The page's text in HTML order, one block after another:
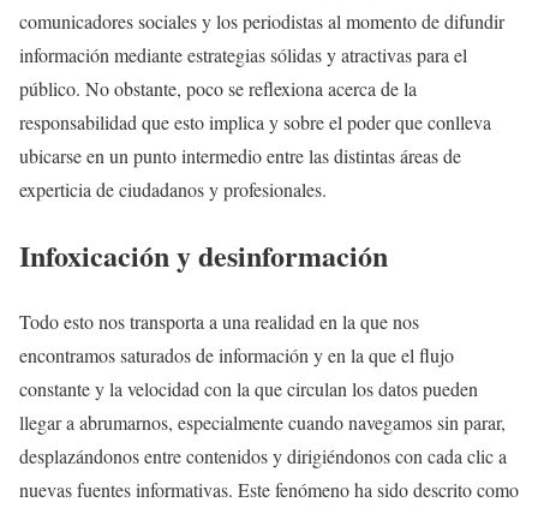
comunicadores sociales y los periodistas al momento de difundir
información mediante estrategias sólidas y atractivas para el
público. No obstante, poco se reflexiona acerca de la
responsabilidad que esto implica y sobre el poder que conlleva
ubicarse en un punto intermedio entre las distintas áreas de
experticia de ciudadanos y profesionales.
Infoxicación y desinformación
Todo esto nos transporta a una realidad en la que nos
encontramos saturados de información y en la que el flujo
constante y la velocidad con la que circulan los datos pueden
llegar a abrumarnos, especialmente cuando navegamos sin parar,
desplazándonos entre contenidos y dirigiéndonos con cada clic a
nuevas fuentes informativas. Este fenómeno ha sido descrito como